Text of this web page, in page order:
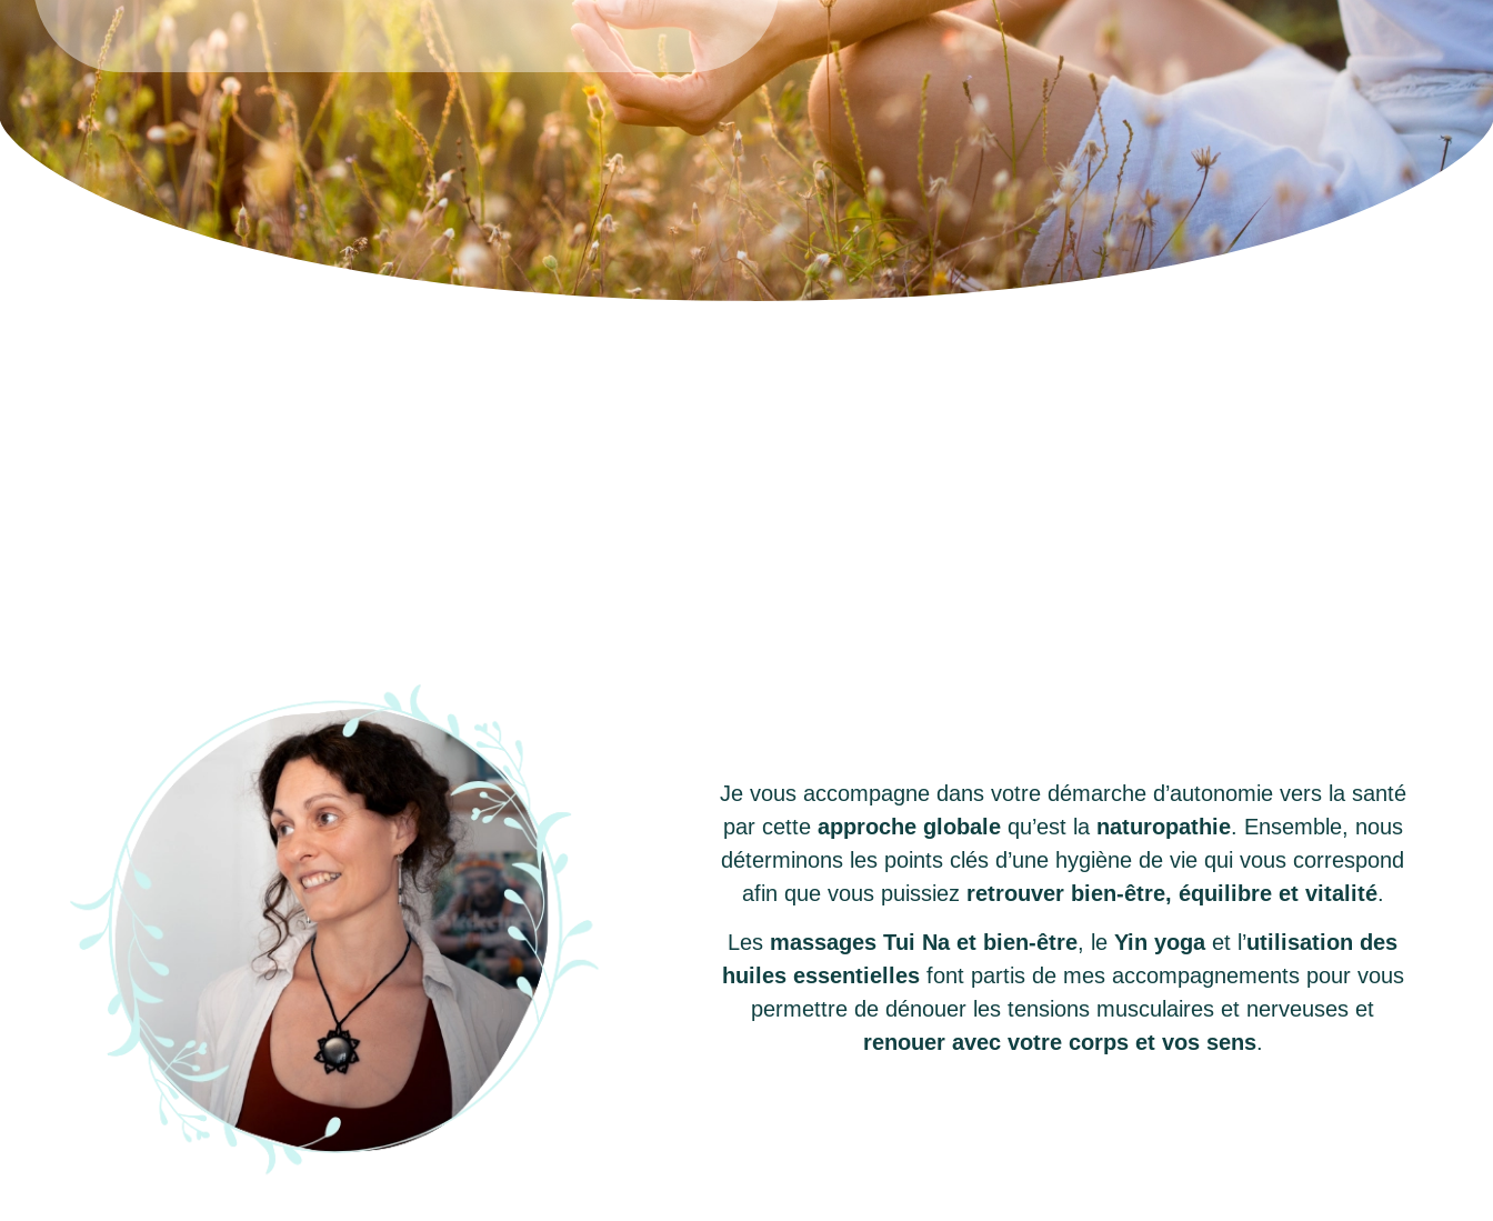
Je vous accompagne dans votre démarche d’autonomie vers la santé
par cette approche globalequ’est la naturopathie. Ensemble, nous
déterminons les points clés d’une hygiène de vie qui vous correspond
afin que vous puissiez retrouver bien-être, équilibre et vitalité.
Les massages Tui Na et bien-être, leYin yogaet l’utilisation des
huiles essentiellesfont partis de mes accompagnements pour vous
permettre de dénouer les tensions musculaires et nerveuses et
renouer avec votre corps et vos sens.